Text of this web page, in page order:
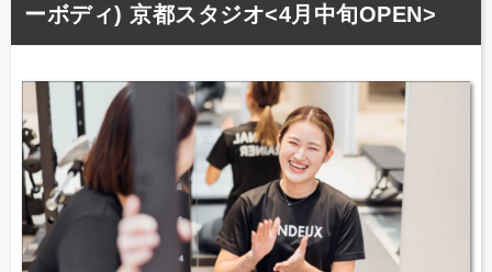
ーボディ) 京都スタジオ<4月中旬OPEN>